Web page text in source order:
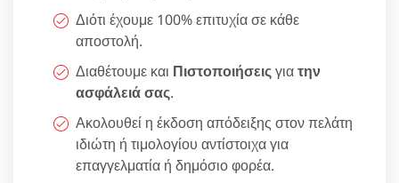
Διότι έχουμε 100% επιτυχία σε κάθε
αποστολή.
Διαθέτουμε και Πιστοποιήσειςγιατην
ασφάλειά σας.
Ακολουθεί η έκδοση απόδειξης στον πελάτη
ιδιώτη ή τιμολογίου αντίστοιχα για
επαγγελματία ή δημόσιο φορέα.